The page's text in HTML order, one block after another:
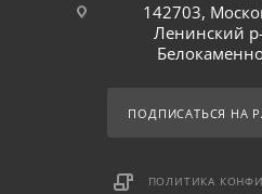
142703,
Ленинский
ПОДПИСАТЬСЯ НА
ПОЛИТИКА